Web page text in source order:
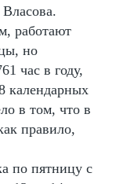
работают
но
час в году,
календарных
в том, что в
правило,
по пятницу с